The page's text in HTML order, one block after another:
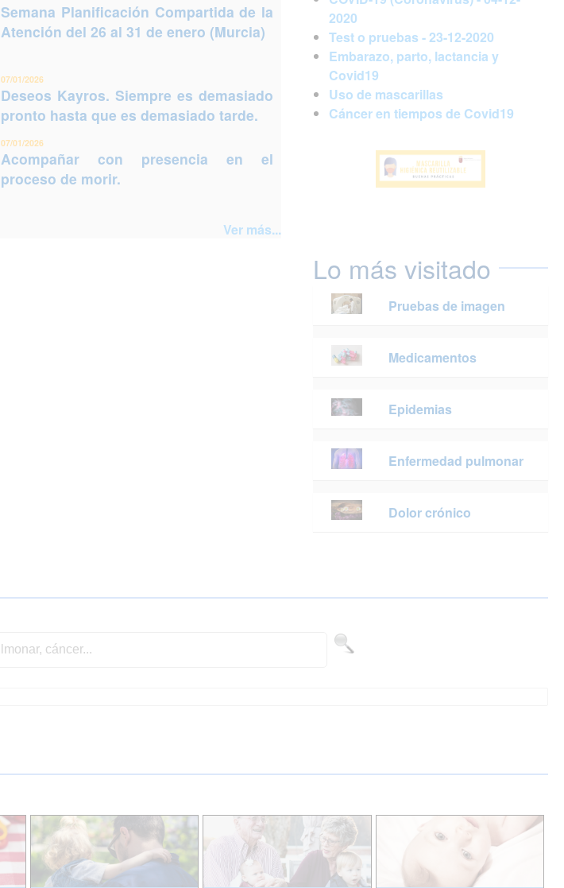
Semana Planificación Compartida de la
Atención del 26 al 31 de enero (Murcia)
07/01/2026
Deseos Kayros. Siempre es demasiado
pronto hasta que es demasiado tarde.
07/01/2026
Acompañar con presencia en el
proceso de morir.
Ver más...
2020
Test o pruebas - 23-12-2020
Embarazo, parto, lactancia y
Covid19
Uso de mascarillas
Cáncer en tiempos de Covid19
Lo más visitado
Pruebas de imagen
Medicamentos
Epidemias
Enfermedad pulmonar
Dolor crónico